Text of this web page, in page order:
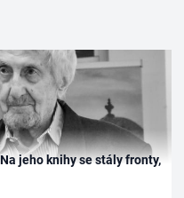
jeho knihy se stály fronty,